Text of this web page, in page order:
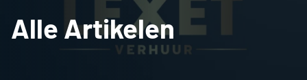
Vervoer / Ontruiming
Alle Artikelen